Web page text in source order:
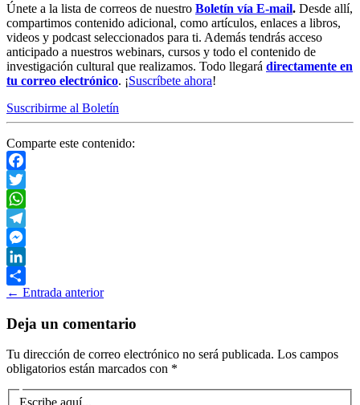
Únete a la lista de correos de nuestro Boletín vía E-mail. Desde allí,
compartimos contenido adicional, como artículos, enlaces a libros,
videos y podcast seleccionados para ti. Además tendrás acceso
anticipado a nuestros webinars, cursos y todo el contenido de
investigación cultural que realizamos. Todo llegará directamente en
tu correo electrónico. ¡Suscríbete ahora!
Suscribirme al Boletín
Comparte este contenido:
Facebook
Twitter
WhatsApp
Telegram
Messenger
LinkedIn
Compartir
← Entrada anterior
Deja un comentario
Tu dirección de correo electrónico no será publicada. Los campos
obligatorios están marcados con *
Escribe aquí...